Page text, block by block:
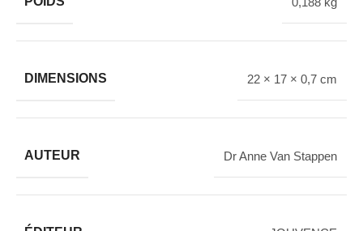
DIMENSIONS 22 × 17 × 0,7 cm
AUTEUR Dr Anne Van Stappen